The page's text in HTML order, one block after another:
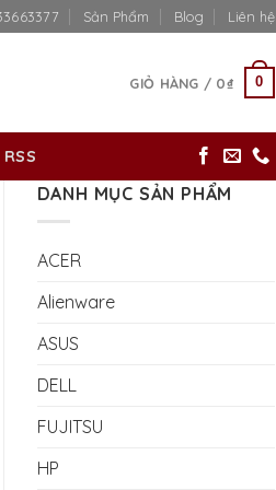
Sản Phẩm Blog Liên hệ
GIỎ HÀNG / 0₫ 0
RSS
DANH MỤC SẢN PHẨM
ACER
Alienware
ASUS
DELL
FUJITSU
HP